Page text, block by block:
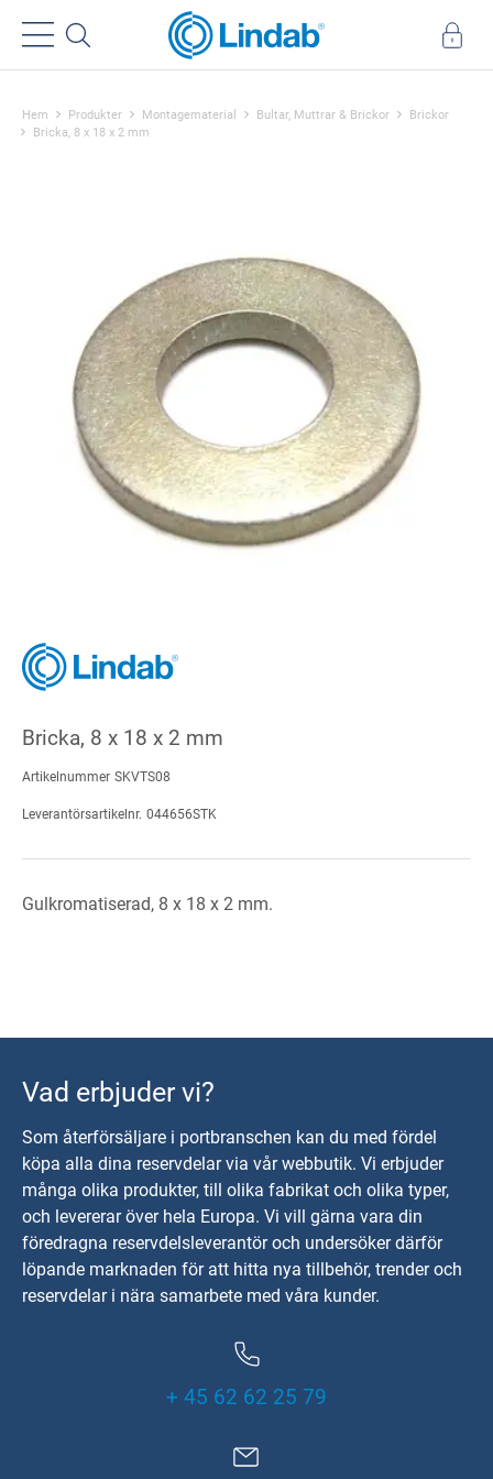
Hem Produkter Montagematerial Bultar, Muttrar & Brickor
Brickor
Bricka, 8 x 18 x 2 mm
Bricka, 8 x 18 x 2 mm
Artikelnummer SKVTS08
Leverantörsartikelnr. 044656STK
Gulkromatiserad, 8 x 18 x 2 mm.
Vad erbjuder vi?
Som återförsäljare i portbranschen kan du med fördel
köpa alla dina reservdelar via vår webbutik. Vi erbjuder
många olika produkter, till olika fabrikat och olika typer,
och levererar över hela Europa. Vi vill gärna vara din
föredragna reservdelsleverantör och undersöker därför
löpande marknaden för att hitta nya tillbehör, trender och
reservdelar i nära samarbete med våra kunder.
+ 45 62 62 25 79